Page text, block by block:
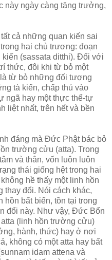
này ngày càng tăng trưởng,
cả những quan kiến sai
hai chủ trương: đoạn
(sassata ditthi). Ðối với
thức, đôi khi từ bỏ một
từ bỏ những đối tượng
tà kiến, chấp thủ vào
ngã hay một thực thể-tự
liệt nhất, trên hết và bền
đáng mà Ðức Phật bác bỏ
trường cửu (atta). Trong
và thân, vốn luôn luôn
thái giống hệt trong hai
hề thấy một linh hồn
thay đổi. Nói cách khác,
hồn bất biến, tồn tại trong
đổi này. Như vậy, Ðức Bổn
(linh hồn trường cửu)
hành, thức) hay ở nơi
không có một atta hay bất
idam attena và